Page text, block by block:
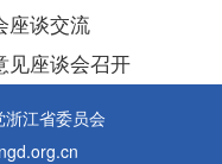
座谈交流
见座谈会召开
江省委员会